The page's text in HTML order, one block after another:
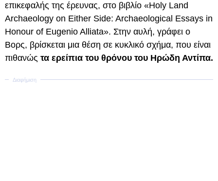
επικεφαλής της έρευνας, στο βιβλίο «Holy Land
Archaeology on Either Side: Archaeological Essays in
Honour of Eugenio Alliata». Στην αυλή, γράφει ο
Βορς, βρίσκεται μια θέση σε κυκλικό σχήμα, που είναι
πιθανώς τα ερείπια του θρόνου του Ηρώδη Αντίπα.